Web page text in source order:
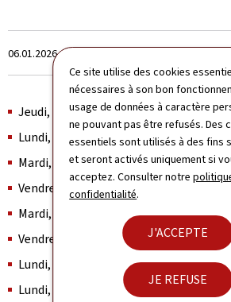
Ce site utilise des cookies
nécessaires à son bon
usage de données à caractère
ne pouvant pas être refusés. Des
essentiels sont utilisés à des fins
et seront activés uniquement si
acceptez. Consulter notre
confidentialité.
J'ACCEPTE
JE REFUSE
Crée
le
06.01.2026 Dernière
Jeudi, le 1er janvier – Jour de l’An
Lundi, le 16 février – Carnaval
Mardi, le 17 février– Carnaval
Vendredi, le 3 avril – Vendredi Saint
Mardi, le 21 avril – Tiradentes et
Vendredi, le 1er mai – Fête du
Lundi, le 7 septembre – Indépendance
Lundi, le 12 octobre – Notre Dame